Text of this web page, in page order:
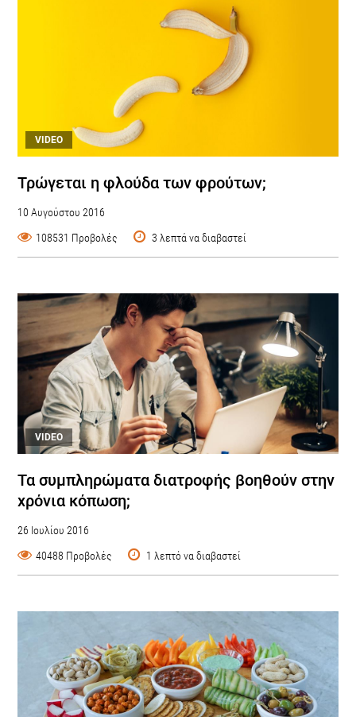
VIDEO
Τρώγεται η φλούδα των φρούτων;
10 Αυγούστου 2016
108531 Προβολές
3 λεπτά να διαβαστεί
VIDEO
Τα συμπληρώματα διατροφής βοηθούν στην
χρόνια κόπωση;
26 Ιουλίου 2016
40488 Προβολές
1 λεπτό να διαβαστεί